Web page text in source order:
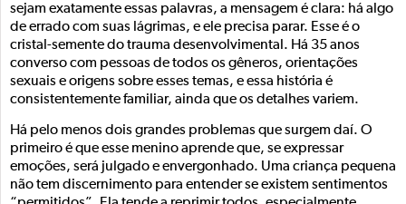
sejam exatamente essas palavras, a mensagem é clara: há algo
de errado com suas lágrimas, e ele precisa parar. Esse é o
cristal-semente do trauma desenvolvimental. Há 35 anos
converso com pessoas de todos os gêneros, orientações
sexuais e origens sobre esses temas, e essa história é
consistentemente familiar, ainda que os detalhes variem.
Há pelo menos dois grandes problemas que surgem daí. O
primeiro é que esse menino aprende que, se expressar
emoções, será julgado e envergonhado. Uma criança pequena
não tem discernimento para entender se existem sentimentos